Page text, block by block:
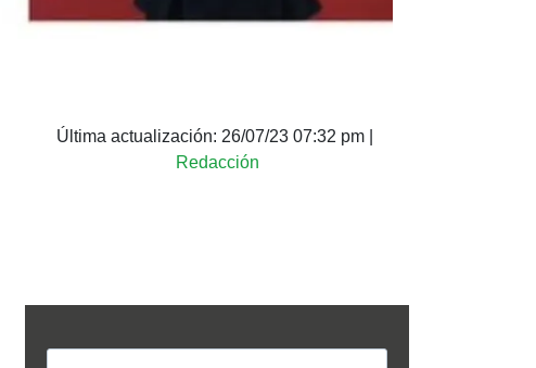
Última actualización: 26/07/23 07:32 pm
Redacción